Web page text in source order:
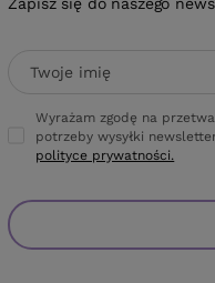
Twoje imię
Wyrażam zgodę na
potrzeby wysyłki
polityce prywatności.